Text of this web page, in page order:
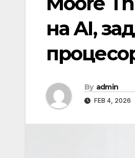
на AI,
By admin
FEB 4, 2026